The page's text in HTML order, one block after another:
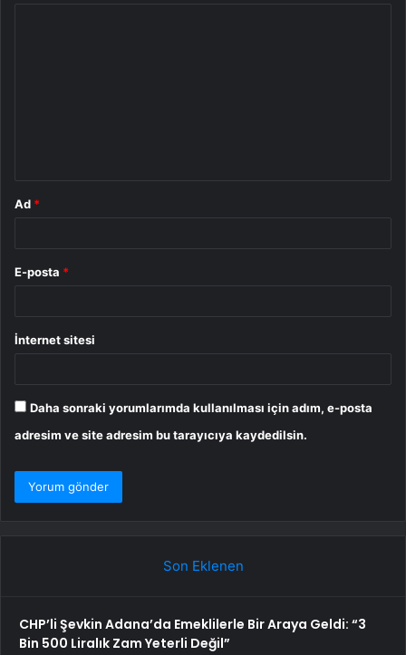
Ad *
E-posta *
İnternet sitesi
Daha sonraki yorumlarımda kullanılması için adım, e-posta
adresim ve site adresim bu tarayıcıya kaydedilsin.
Son Eklenen
CHP’li Şevkin Adana’da Emeklilerle Bir Araya Geldi: “3
Bin 500 Liralık Zam Yeterli Değil”